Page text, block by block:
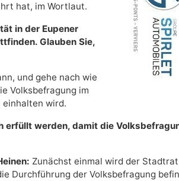
hat, im Wortlaut.
in der Eupener
Glauben Sie,
und gehe nach wie
Volksbefragung im
einhalten wird.
erfüllt werden, damit die
Zunächst einmal wird der
Durchführung der Volksbefragung